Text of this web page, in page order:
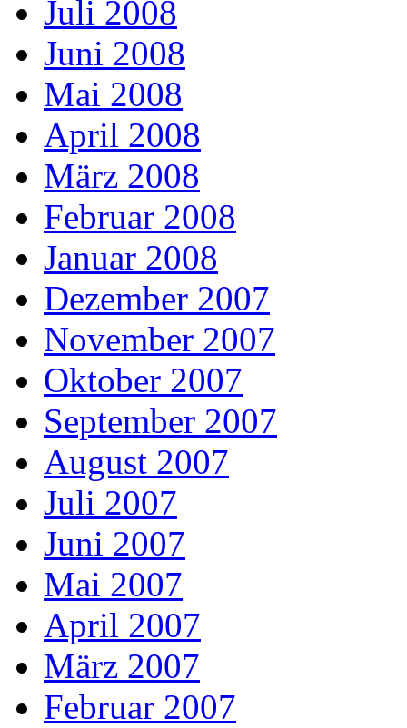
Juli 2008
Juni 2008
Mai 2008
April 2008
März 2008
Februar 2008
Januar 2008
Dezember 2007
November 2007
Oktober 2007
September 2007
August 2007
Juli 2007
Juni 2007
Mai 2007
April 2007
März 2007
Februar 2007